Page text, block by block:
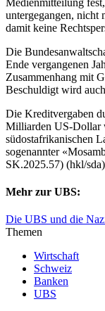
untergegangen, nicht
damit keine
Die
Ende vergangenen
Zusammenhang mit
Beschuldigt wird
Die Kreditvergaben
Milliarden US-Dollar
südostafrikanischen
sogenannter
SK.2025.57) (hkl/sda)
Mehr zur UBS:
Die UBS und die
Themen
Wirtschaft
Schweiz
Banken
UBS